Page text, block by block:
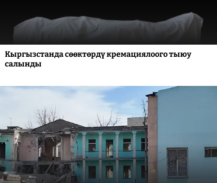
Кыргызстанда сөөктөрдү кремациялоого тыюу
салынды